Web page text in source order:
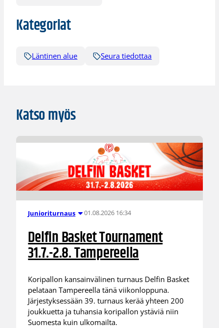
Kategoriat
Läntinen alue Seura tiedottaa
Katso myös
Junioriturnaus 01.08.2026 16:34
Delfin Basket Tournament
31.7.-2.8. Tampereella
Koripallon kansainvälinen turnaus Delfin Basket
pelataan Tampereella tänä viikonloppuna.
Järjestyksessään 39. turnaus kerää yhteen 200
joukkuetta ja tuhansia koripallon ystäviä niin
Suomesta kuin ulkomailta.